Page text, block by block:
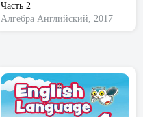
Часть 2
Алгебра Английский, 2017